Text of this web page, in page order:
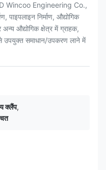
Wincoo Engineering Co.,
पाइपलाइन निर्माण, औद्योगिक
औद्योगिक क्षेत्र में ग्राहक,
उपयुक्त समाधान/उपकरण लाने में
क्लैंप,